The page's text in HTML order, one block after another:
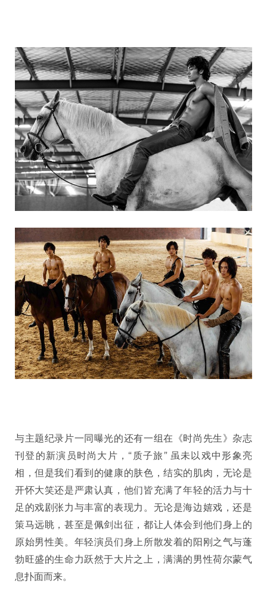
与主题纪录片一同曝光的还有一组在《时尚先生》杂志
刊登的新演员时尚大片，“质子旅” 虽未以戏中形象亮
相，但是我们看到的健康的肤色，结实的肌肉，无论是
开怀大笑还是严肃认真，他们皆充满了年轻的活力与十
足的戏剧张力与丰富的表现力。无论是海边嬉戏，还是
策马远眺，甚至是佩剑出征，都让人体会到他们身上的
原始男性美。年轻演员们身上所散发着的阳刚之气与蓬
勃旺盛的生命力跃然于大片之上，满满的男性荷尔蒙气
息扑面而来。